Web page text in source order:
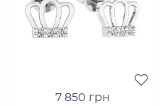
7 850 грн